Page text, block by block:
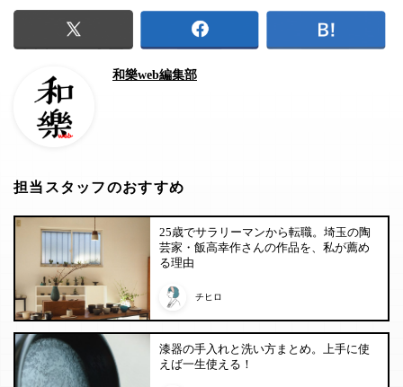
和樂web編集部
担当スタッフのおすすめ
25歳でサラリーマンから転職。埼玉の陶
芸家・飯高幸作さんの作品を、私が薦め
る理由
チヒロ
漆器の手入れと洗い方まとめ。上手に使
えば一生使える！